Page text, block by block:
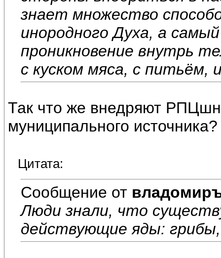
знает множество
инородного Духа, а
проникновение внутрь
с куском мяса, с питьём,
Так что же внедряют
муниципального источника?
Цитата:
Сообщение от
Люди знали, что
действующие яды: